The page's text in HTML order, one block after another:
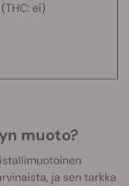
ei)
muoto?
ja sen tarkka